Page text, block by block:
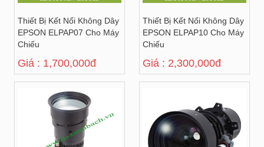
Thiết Bị Kết Nối Không Dây
EPSON ELPAP07 Cho Máy
Chiếu
Giá : 1,700,000đ
Thiết Bị Kết Nối Không Dây
EPSON ELPAP10 Cho Máy
Chiếu
Giá : 2,300,000đ